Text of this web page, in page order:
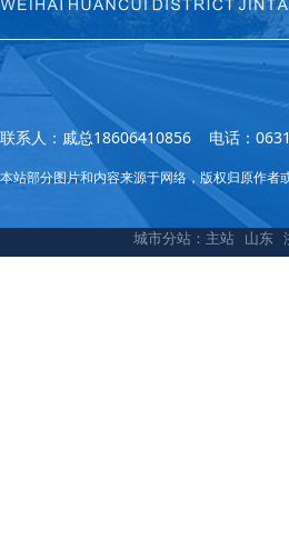
联系人：戚总18606410856 电话：
本站部分图片和内容来源于网络，版权归原作
城市分站： 主站 山东